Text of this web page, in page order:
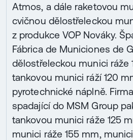
Atmos, a dále raketovou
cvičnou dělostřeleckou
z produkce VOP Nováky.
Fábrica de Municiones de
dělostřeleckou munici ráže
tankovou munici ráží 120
pyrotechnické náplně.
spadající do MSM Group
tankovou munici ráže 125
munici ráže 155 mm,